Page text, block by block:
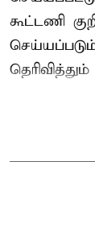
கூட்டணி